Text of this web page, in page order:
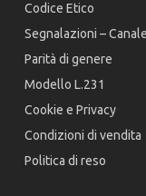
Codice Etico
Segnalazioni –
Parità di genere
Modello L.231
Cookie e Privacy
Condizioni di vendita
Politica di reso